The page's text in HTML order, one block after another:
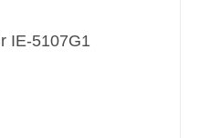
IE-5107G1